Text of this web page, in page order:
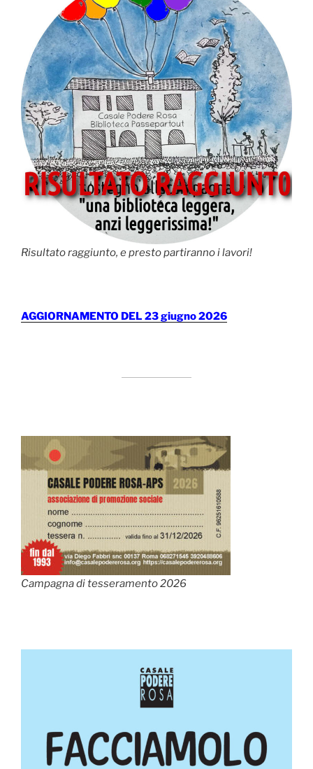
Risultato raggiunto, e presto partiranno i lavori!
AGGIORNAMENTO DEL 23 giugno 2026
Campagna di tesseramento 2026